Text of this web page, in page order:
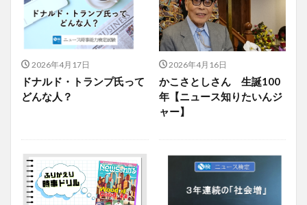
2026年4月17日
ドナルド・トランプ氏って
どんな人？
2026年4月16日
かこさとしさん 生誕100
年【ニュース知りたいんジ
ャー】